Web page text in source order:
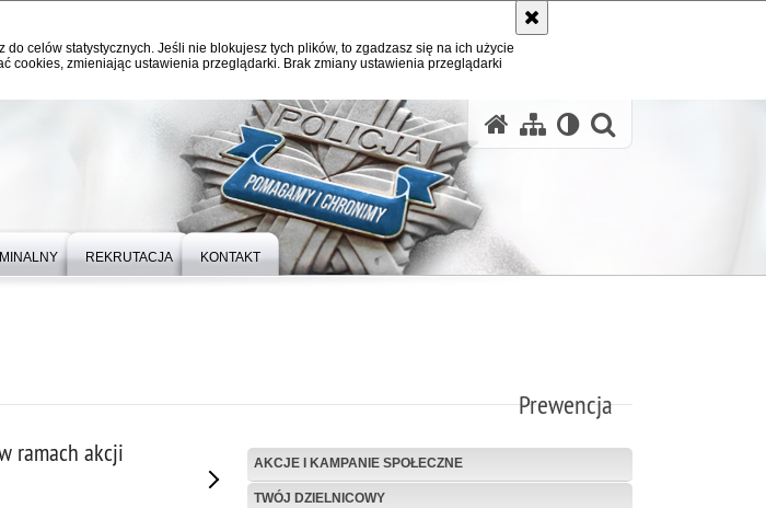
celów statystycznych. Jeśli nie blokujesz tych plików, to zgadzasz się na ich użycie
cookies, zmieniając ustawienia przeglądarki. Brak zmiany ustawienia przeglądarki
REKRUTACJA KONTAKT
Prewencja
ramach akcji
AKCJE I KAMPANIE SPOŁECZNE
TWÓJ DZIELNICOWY